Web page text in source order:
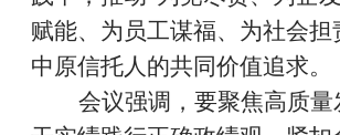
赋能、为员工谋福、为社会担
中原信托人的共同价值追求。
会议强调，要聚焦高质量